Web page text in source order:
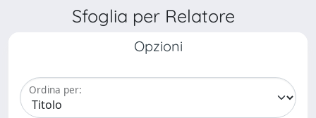
Sfoglia per Relatore
Opzioni
Ordina per: